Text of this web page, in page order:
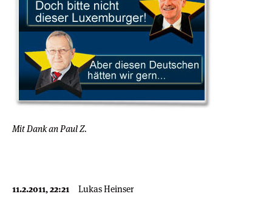
Mit Dank an Paul Z.
11.2.2011, 22:21 Lukas Heinser